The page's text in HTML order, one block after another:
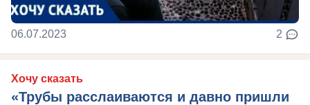
06.07.2023 2
Хочу сказать
«Трубы расслаиваются и давно пришли